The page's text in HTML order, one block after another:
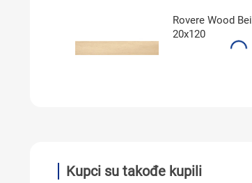
Rovere Wood
20x120
Kupci su takođe kupili